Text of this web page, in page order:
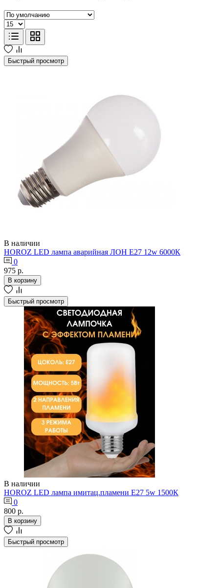
Быстрый просмотр
В наличии
HOROZ LED лампа аварийная ЛОН Е27 12w 6000К
0
975 р.
В корзину
Быстрый просмотр
В наличии
HOROZ LED лампа имитац.пламени Е27 5w 1500К
0
800 р.
В корзину
Быстрый просмотр